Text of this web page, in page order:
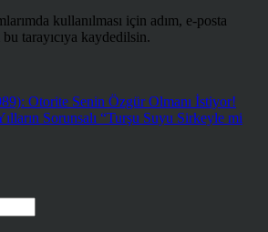
kullanılması için adım, e-posta
tarayıcıya kaydedilsin.
Otorite Senin Özgür Olmanı İstiyor!
Sorunsalı “Turşu Suyu Sirkeyle mi